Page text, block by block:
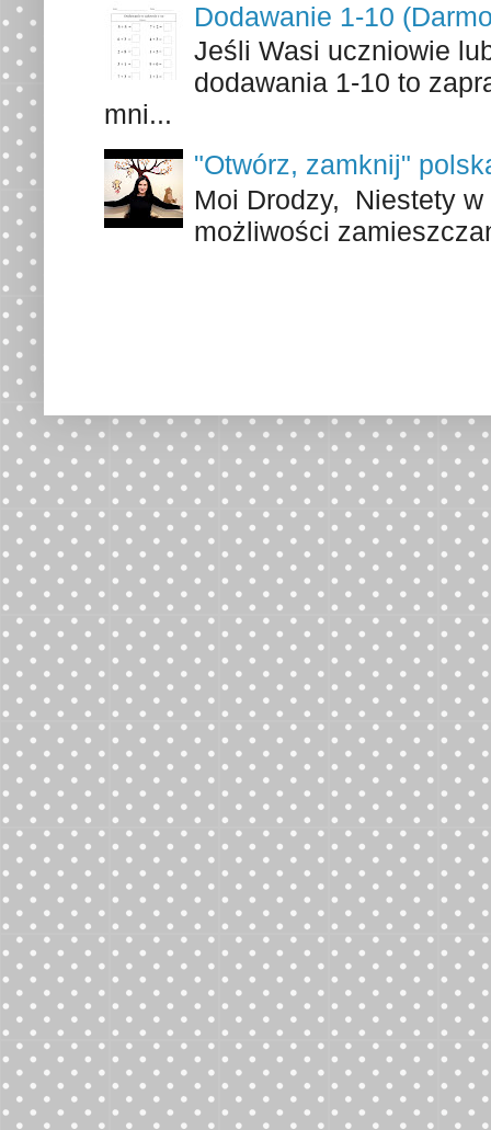
Dodawanie 1-10
Jeśli Wasi uczniowie
dodawania 1-10 to
mni...
"Otwórz, zamknij"
Moi Drodzy, Niestety w
możliwości